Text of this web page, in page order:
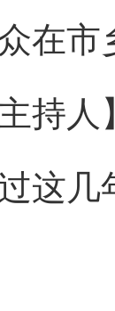
在市
人】
几年